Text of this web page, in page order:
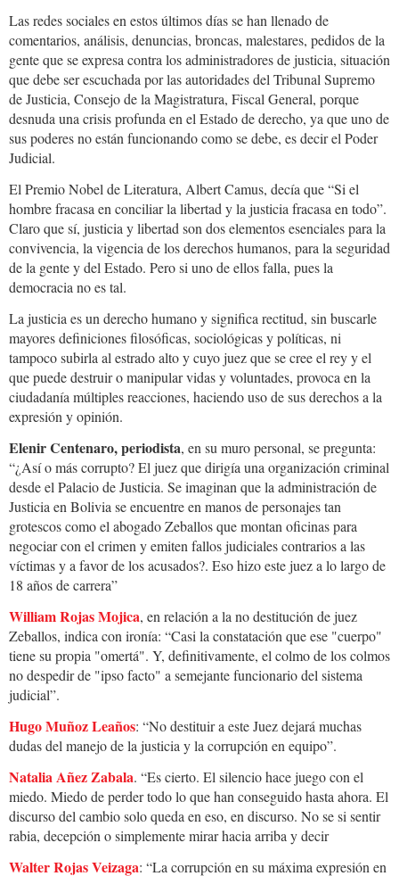
Las redes sociales en estos últimos días se han llenado de
comentarios, análisis, denuncias, broncas, malestares, pedidos de la
gente que se expresa contra los administradores de justicia, situación
que debe ser escuchada por las autoridades del Tribunal Supremo
de Justicia, Consejo de la Magistratura, Fiscal General, porque
desnuda una crisis profunda en el Estado de derecho, ya que uno de
sus poderes no están funcionando como se debe, es decir el Poder
Judicial.
El Premio Nobel de Literatura, Albert Camus, decía que “Si el
hombre fracasa en conciliar la libertad y la justicia fracasa en todo”.
Claro que sí, justicia y libertad son dos elementos esenciales para la
convivencia, la vigencia de los derechos humanos, para la seguridad
de la gente y del Estado. Pero si uno de ellos falla, pues la
democracia no es tal.
La justicia es un derecho humano y significa rectitud, sin buscarle
mayores definiciones filosóficas, sociológicas y políticas, ni
tampoco subirla al estrado alto y cuyo juez que se cree el rey y el
que puede destruir o manipular vidas y voluntades, provoca en la
ciudadanía múltiples reacciones, haciendo uso de sus derechos a la
expresión y opinión.
Elenir Centenaro, periodista, en su muro personal, se pregunta:
“¿Así o más corrupto? El juez que dirigía una organización criminal
desde el Palacio de Justicia. Se imaginan que la administración de
Justicia en Bolivia se encuentre en manos de personajes tan
grotescos como el abogado Zeballos que montan oficinas para
negociar con el crimen y emiten fallos judiciales contrarios a las
víctimas y a favor de los acusados?. Eso hizo este juez a lo largo de
18 años de carrera”
William Rojas Mojica, en relación a la no destitución de juez
Zeballos, indica con ironía: “Casi la constatación que ese "cuerpo"
tiene su propia "omertá". Y, definitivamente, el colmo de los colmos
no despedir de "ipso facto" a semejante funcionario del sistema
judicial”.
Hugo Muñoz Leaños: “No destituir a este Juez dejará muchas
dudas del manejo de la justicia y la corrupción en equipo”.
Natalia Añez Zabala. “Es cierto. El silencio hace juego con el
miedo. Miedo de perder todo lo que han conseguido hasta ahora. El
discurso del cambio solo queda en eso, en discurso. No se si sentir
rabia, decepción o simplemente mirar hacia arriba y decir
Walter Rojas Veizaga: “La corrupción en su máxima expresión en